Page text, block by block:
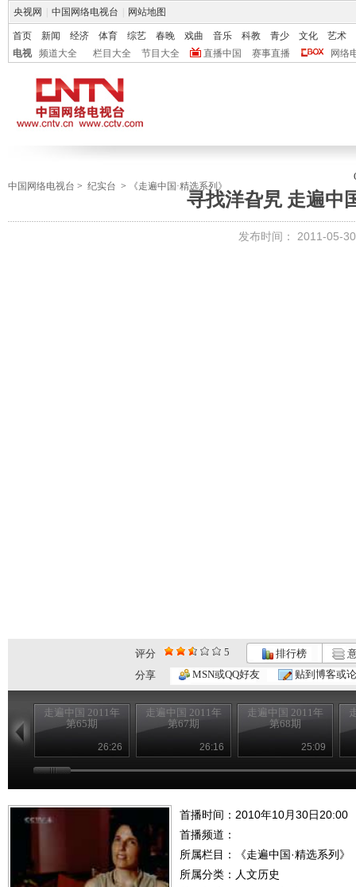
央视网 中国网络电视台 网站地图
首页 新闻 经济 体育 综艺 春晚 戏曲 音乐 科教 青少 文化
艺术
电视
频道大全 栏目大全 节目大全 直播中国 赛事直播 网络
中国网络电视台 > 纪实台 > 《走遍中国·精选系列》
寻找洋旮旯 走遍中
发布时间： 2011-05-
评分 5 排行榜
分享
MSN或QQ好友 贴到博客或
走遍中国 2011年
第65期
26:26
走遍中国 2011年
第67期
26:16
走遍中国 2011年
第68期
25:09
首播时间：2010年10月30日20:00
首播频道：
所属栏目：
《走遍中国·精选系列》
所属分类：人文历史